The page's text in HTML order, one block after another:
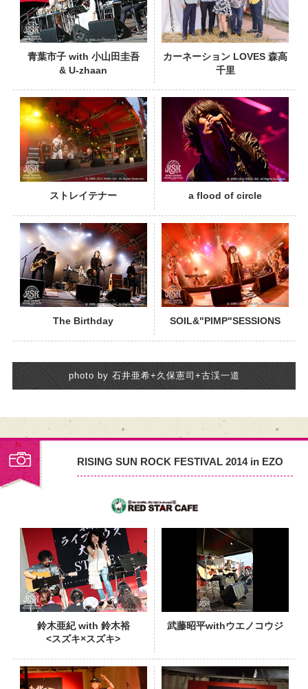
青葉市子 with 小山田圭吾
& U-zhaan
カーネーション LOVES 森高
千里
ストレイテナー a flood of circle
PHOTO
The Birthday SOIL&"PIMP"SESSIONS
PHOTO
photo by 石井亜希+久保憲司+古渓一道
RISING SUN ROCK FESTIVAL 2014 in EZO
鈴木亜紀 with 鈴木裕
<スズキ×スズキ>
武藤昭平withウエノコウジ
PHOTO
PHOTO